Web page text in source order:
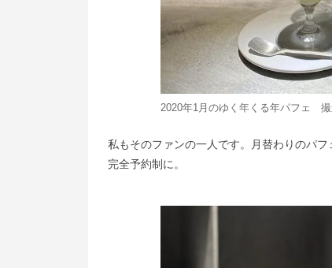
2020年1月のゆく年くる年パフェ 撮
私もそのファンの一人です。月替わりのパ
完全予約制に。